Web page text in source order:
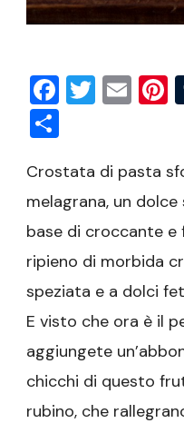
Crostata di pasta
melagrana, un
base di croccante e
ripieno di morbida
speziata e a dolci
E visto che ora è il
aggiungete
chicchi di questo
rubino, che